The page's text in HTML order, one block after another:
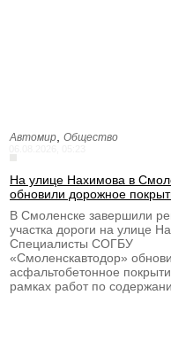
Автомир Общество
На улице Нахимова в
обновили дорожное
В Смоленске завершили
участка дороги на улице
Специалисты СОГБУ
«Смоленскавтодор»
асфальтобетонное
рамках работ по